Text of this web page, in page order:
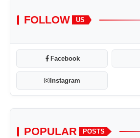
FOLLOW US
Facebook
Instagram
POPULAR POSTS